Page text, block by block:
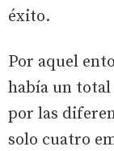
éxito.
Por aquel
había un total
por las
solo cuatro